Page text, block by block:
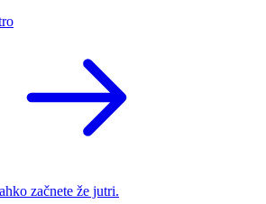
začnete že jutri.